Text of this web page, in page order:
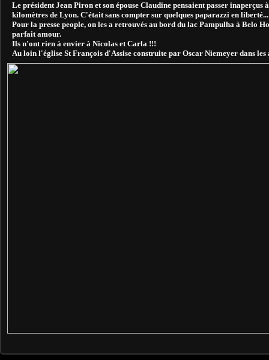
Le président Jean Piron et son épouse Claudine pensaient passer inaperçus
kilomètres de Lyon. C'était sans compter sur quelques paparazzi en liberté...
Pour la presse people, on les a retrouvés au bord du lac Pampulha à Belo
parfait amour.
Ils n'ont rien à envier à Nicolas et Carla !!!
Au loin l'église St François d'Assise construite par Oscar Niemeyer dans les